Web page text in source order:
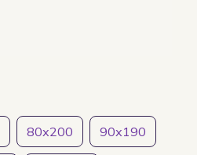
80х200 90х190